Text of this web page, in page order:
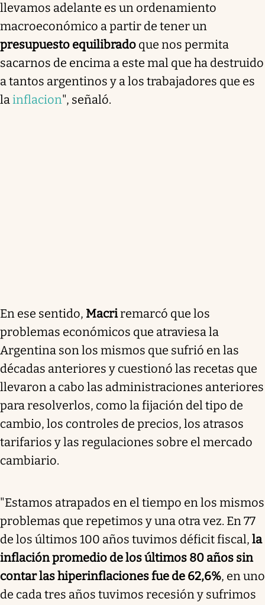
llevamos adelante es un ordenamiento
macroeconómico a partir de tener un
presupuesto equilibrado que nos permita
sacarnos de encima a este mal que ha destruido
a tantos argentinos y a los trabajadores que es
lainflacion", señaló.
En ese sentido, Macriremarcó que los
problemas económicos que atraviesa la
Argentina son los mismos que sufrió en las
décadas anteriores y cuestionó las recetas que
llevaron a cabo las administraciones anteriores
para resolverlos, como la fijación del tipo de
cambio, los controles de precios, los atrasos
tarifarios y las regulaciones sobre el mercado
cambiario.
"Estamos atrapados en el tiempo en los mismos
problemas que repetimos y una otra vez. En 77
de los últimos 100 años tuvimos déficit fiscal, la
inflación promedio de los últimos 80 años sin
contar las hiperinflaciones fue de 62,6%, en uno
de cada tres años tuvimos recesión y sufrimos